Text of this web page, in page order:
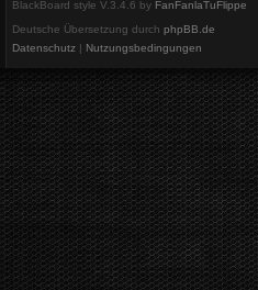
BlackBoard style V.3.4.6 by FanFanlaTuFlippe
Deutsche Übersetzung durch phpBB.de
Datenschutz
Nutzungsbedingungen